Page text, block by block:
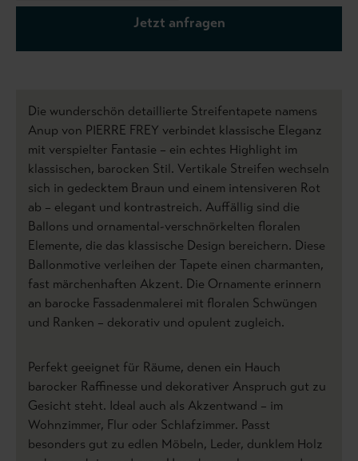
Jetzt anfragen
Die wunderschön detaillierte Streifentapete namens
Anup von PIERRE FREY verbindet klassische Eleganz
mit verspielter Fantasie – ein echtes Highlight im
klassischen, barocken Stil. Vertikale Streifen wechseln
sich in gedecktem Braun und einem intensiveren Rot
ab – elegant und kontrastreich. Auffällig sind die
Ballons und ornamental-verschnörkelten floralen
Elemente, die das klassische Design bereichern. Diese
Ballonmotive verleihen der Tapete einen charmanten,
fast märchenhaften Akzent. Die Ornamente erinnern
an barocke Fassadenmalerei mit floralen Schwüngen
und Ranken – dekorativ und opulent zugleich.
Perfekt geeignet für Räume, denen ein Hauch
barocker Raffinesse und dekorativer Anspruch gut zu
Gesicht steht. Ideal auch als Akzentwand – im
Wohnzimmer, Flur oder Schlafzimmer. Passt
besonders gut zu edlen Möbeln, Leder, dunklem Holz